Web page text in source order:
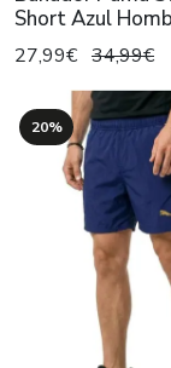
Short Azul
27,99€ 34,99€
20%